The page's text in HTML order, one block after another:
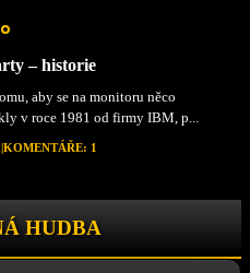
– historie
aby se na monitoru něco
v roce 1981 od firmy IBM, p...
|KOMENTÁŘE: 1
HUDBA